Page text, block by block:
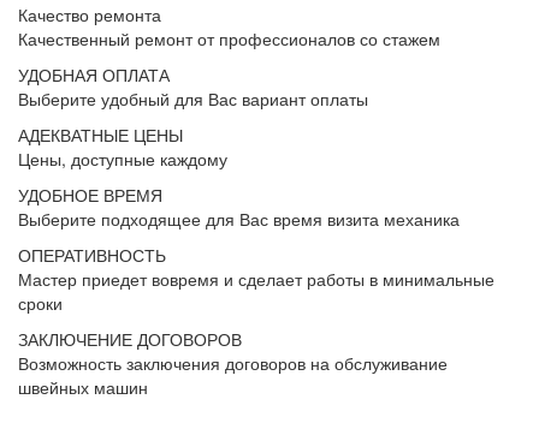
Качество ремонта
Качественный ремонт от профессионалов со стажем
УДОБНАЯ ОПЛАТА
Выберите удобный для Вас вариант оплаты
АДЕКВАТНЫЕ ЦЕНЫ
Цены, доступные каждому
УДОБНОЕ ВРЕМЯ
Выберите подходящее для Вас время визита механика
ОПЕРАТИВНОСТЬ
Мастер приедет вовремя и сделает работы в минимальные
сроки
ЗАКЛЮЧЕНИЕ ДОГОВОРОВ
Возможность заключения договоров на обслуживание
швейных машин